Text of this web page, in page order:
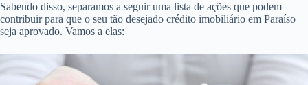
Sabendo disso, separamos a seguir uma lista de ações que podem
contribuir para que o seu tão desejado crédito imobiliário em Paraíso
seja aprovado. Vamos a elas: